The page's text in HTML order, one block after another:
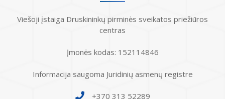
Profilaktinio (ikigydytojinio) kabineto
darbo laikas ir funkcijos Druskininkų
darbuotojai
Viešoji įstaiga Druskininkų pirminės sveikatos priežiūros
centras
Įmonės kodas: 152114846
Informacija saugoma Juridinių asmenų registre
+370 313 52289